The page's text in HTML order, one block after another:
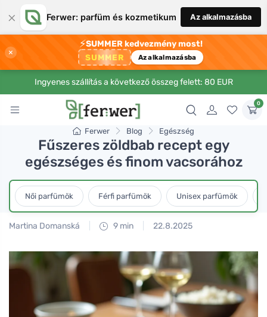
× Ferwer: parfüm és kozmetikum Az alkalmazásba
×
⚡SUMMER kedvezmény most!
SUMMER Az alkalmazásba
Ingyenes szállítás a következő összeg felett: 80 EUR
0
Ferwer Blog Egészség
Fűszeres zöldbab recept egy
egészséges és finom vacsorához
Női parfümök Férfi parfümök Unisex parfümök
Martina Domanská 9 min 22.8.2025